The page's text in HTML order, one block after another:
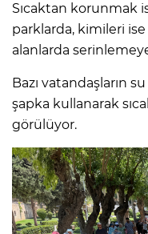
Sıcaktan korunmak
parklarda, kimileri ise
alanlarda serinlemeye
Bazı vatandaşların
şapka kullanarak
görülüyor.